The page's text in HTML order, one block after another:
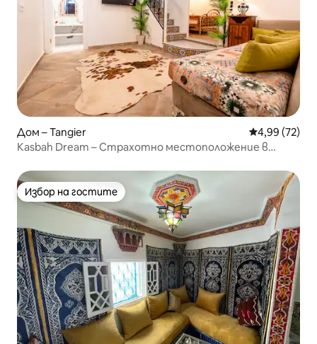
Дом – Tangier Средна
4,99 (72)
Kasbah Dream – Страхотно местоположение в
Избор на гостите
Избор на гостите